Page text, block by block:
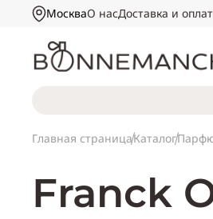
МоскваО насДоставка и
Главная страницаКаталог
Franck